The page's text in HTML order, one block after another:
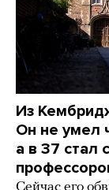
Из
Он не умел
а в 37